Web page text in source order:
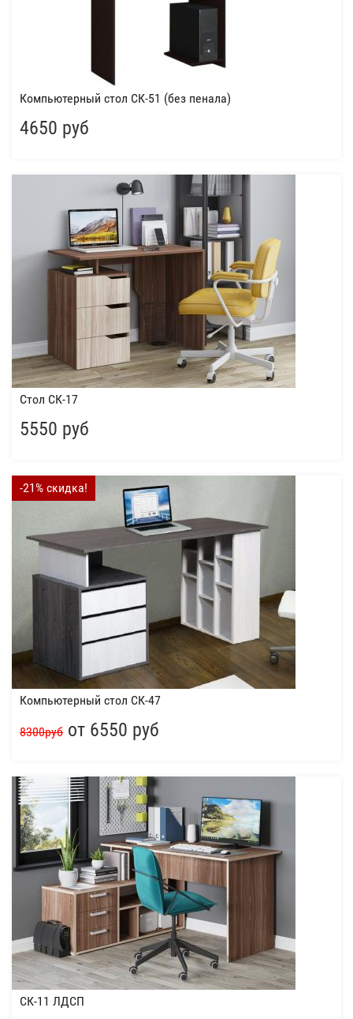
Компьютерный стол СК-51 (без пенала)
4650 руб
Стол СК-17
5550 руб
-21% скидка!
Компьютерный стол СК-47
8300руб от 6550 руб
СК-11 ЛДСП